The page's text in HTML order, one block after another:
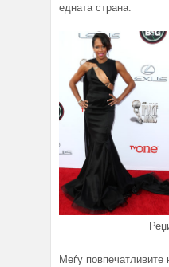
едната страна.
Меѓу